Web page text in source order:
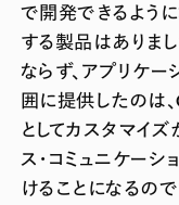
で開発できるよう
する製品はありま
ならず、アプリケ
囲に提供したのは
としてカスタマイ
ス・コミュニケーシ
けることになるので